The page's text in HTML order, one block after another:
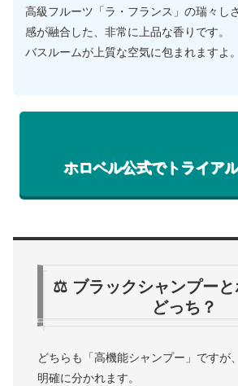
高級フルーツ「ラ・フランス」の瑞々し
感が融合した、非常に上品な香りです。
バスルームが上質な空気に包まれますよ。
ホロベル公式でトライア
⚖️ ブラックシャンプーと
どっち？
どちらも「高機能シャンプー」ですが
明確に分かれます。